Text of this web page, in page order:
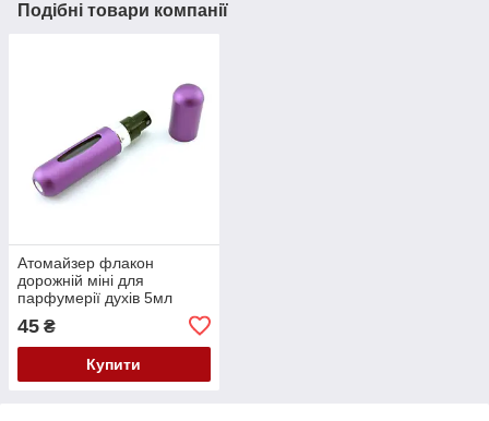
Подібні товари компанії
Атомайзер флакон
дорожній міні для
парфумерії духів 5мл
45 ₴
Купити